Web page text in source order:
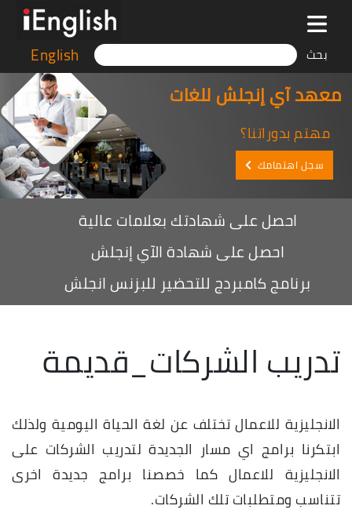
بحث English
معهد آي إنجلش للغات
مهتم بدوراتنا؟
سجل اهتمامك
احصل على شهادتك بعلامات عالية
احصل على شهادة الآي إنجلش
برنامج كامبردج للتحضير للبزنس انجلش
تدريب الشركات_قديمة
الانجليزية للاعمال تختلف عن لغة الحياة اليومية ولذلك
ابتكرنا برامج اي مسار الجديدة لتدريب الشركات على
الانجليزية للاعمال كما خصصنا برامج جديدة اخرى
تتناسب ومتطلبات تلك الشركات.